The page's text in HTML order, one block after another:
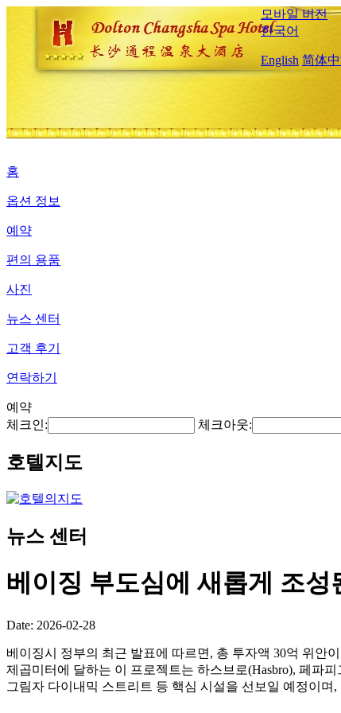
모바일 버전
한국어
English 简体
홈
옵션 정보
예약
편의 용품
사진
뉴스 센터
고객 후기
연락하기
예약
체크인:
체크아웃:
호텔지도
뉴스 센터
베이징 부도심에 새롭게 조
Date: 2026-02-28
베이징시 정부의 최근 발표에 따르면, 총 투자액 30억 위안
제곱미터에 달하는 이 프로젝트는 하스브로(Hasbro), 페파
그림자 다이내믹 스트리트 등 핵심 시설을 선보일 예정이